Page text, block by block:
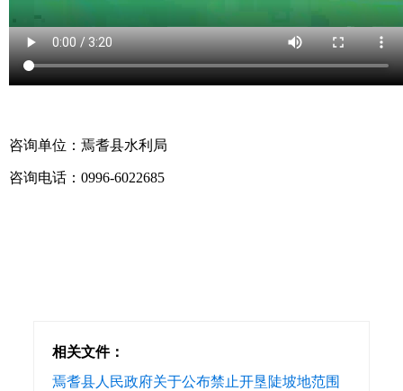
咨询单位：焉耆县水利局
咨询电话：0996-6022685
相关文件：
焉耆县人民政府关于公布禁止开垦陡坡地范围